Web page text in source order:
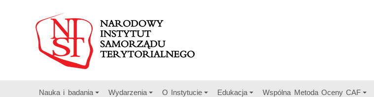
Nauka i badania Wydarzenia O Instytucie Edukacja Wspólna Metoda Oceny CAF